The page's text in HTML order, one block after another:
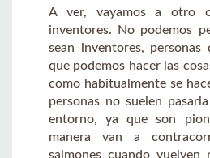
A ver, vayamos a otro
inventores. No podemos
sean inventores, personas
que podemos hacer las
como habitualmente se
personas no suelen
entorno, ya que son
manera van a
salmones cuando